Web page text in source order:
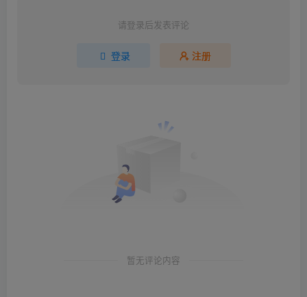
请登录后发表评论
登录 注册
暂无评论内容